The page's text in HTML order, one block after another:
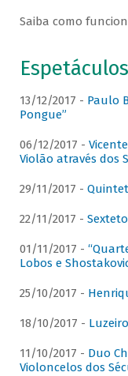
Saiba como
13/12/2017 - Paulo
Pongue”
06/12/2017 -
Violão através dos
29/11/2017 -
22/11/2017 -
01/11/2017 -
Lobos e
25/10/2017 -
18/10/2017 - Luzeiro
11/10/2017 - Duo
Violoncelos dos